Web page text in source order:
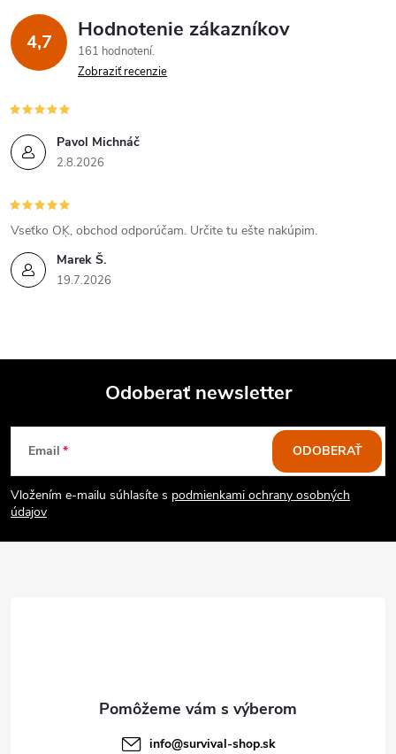
4,7 Hodnotenie zákazníkov
161 hodnotení
Zobraziť recenzie
Pavol Michnáč
2.8.2026
Marek Š.
19.7.2026
Vseťko OĶ, obchod odporúčam. Určite tu ešte nakúpim.
Z
á
p
Odoberať newsletter
Email
Vložením e-mailu súhlasíte s podmienkami ochrany osobných
údajov
ODOBERAŤ
info@survival-shop.sk